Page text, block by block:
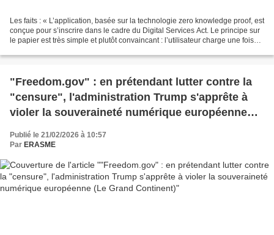
Les faits : « L’application, basée sur la technologie zero knowledge proof, est
conçue pour s’inscrire dans le cadre du Digital Services Act. Le principe sur
le papier est très simple et plutôt convaincant : l’utilisateur charge une fois
"Freedom.gov" : en prétendant lutter contre la
"censure", l'administration Trump s'apprête à
violer la souveraineté numérique européenne
(Le Grand Continent)
Publié le 21/02/2026 à 10:57
Par ERASME